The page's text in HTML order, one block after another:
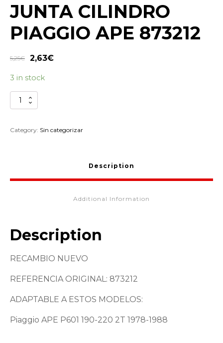
JUNTA CILINDRO
PIAGGIO APE 873212
5,25€ 2,63€
3 in stock
JUNTA
CILINDRO
APE
Category: Sin categorizar
Description
Additional Information
Description
RECAMBIO NUEVO
REFERENCIA ORIGINAL: 873212
ADAPTABLE A ESTOS MODELOS:
Piaggio APE P601 190-220 2T 1978-1988